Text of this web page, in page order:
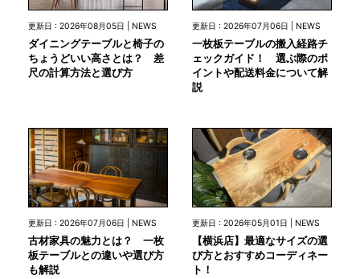
更新日 : 2026年08月05日 | NEWS
ダイニングテーブルと椅子の
ちょうどいい高さとは？ 差
尺の計算方法と選び方
更新日 : 2026年07月06日 | NEWS
一枚板テーブルの搬入経路チ
ェックガイド！ 選ぶ際のポ
イントや配送料金について解
説
更新日 : 2026年07月06日 | NEWS
古材家具の魅力とは？ 一枚
板テーブルとの違いや選び方
も解説
更新日 : 2026年05月01日 | NEWS
【横浜店】最適なサイズの選
び方とおすすめコーディネー
ト！